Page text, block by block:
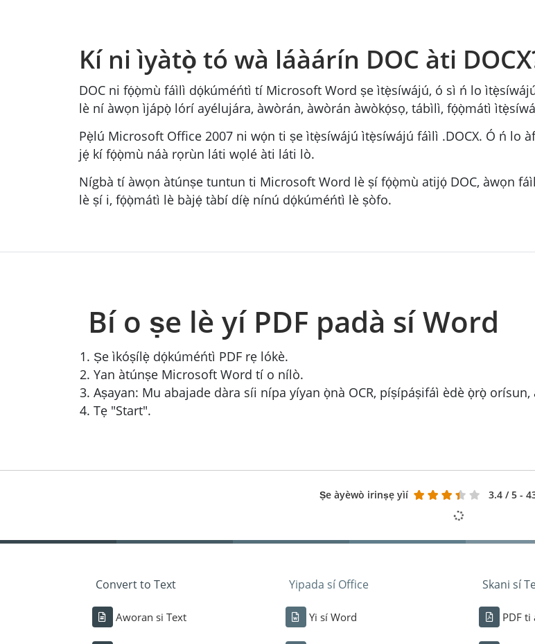
Kí ni ìyàtọ̀ tó wà láàárín DOC àti
DOC ni fọ́ọ̀mù fáìlì dọ́kúméńtì tí Microsoft Word ṣe ìtẹ̀síwájú, ó sì ń lo
lè ní àwọn ìjápọ̀ lórí ayélujára, àwòrán, àwòrán àwòkọ́sọ, tábìlì, fọ́ọ̀mátì
Pẹ̀lú Microsoft Office 2007 ni wọ́n ti ṣe ìtẹ̀síwájú ìtẹ̀síwájú fáìlì .DOCX. Ó ń lo
jẹ́ kí fọ́ọ̀mù náà rọrùn láti wọlé àti láti lò.
Nígbà tí àwọn àtúnṣe tuntun ti Microsoft Word lè ṣí fọ́ọ̀mù atijọ́ DOC, àwọn
lè ṣí i, fọ́ọ̀mátì lè bàjẹ́ tàbí díẹ̀ nínú dọ́kúméńtì lè ṣòfo.
Bí o ṣe lè yí PDF padà sí Word
Ṣe ìkóṣílẹ̀ dọ́kúméńtì PDF rẹ lókè.
Yan àtúnṣe Microsoft Word tí o nílò.
Aṣayan: Mu abajade dàra síi nípa yíyan ọ̀nà OCR, píṣípáṣifáì èdè ọ̀rọ̀
Tẹ "Start".
Ṣe àyèwò irinṣẹ yìí 3.4 / 5 -
Convert to Text
Aworan si Text
Yipada sí Office
Yi sí Word
Skani sí
PDF